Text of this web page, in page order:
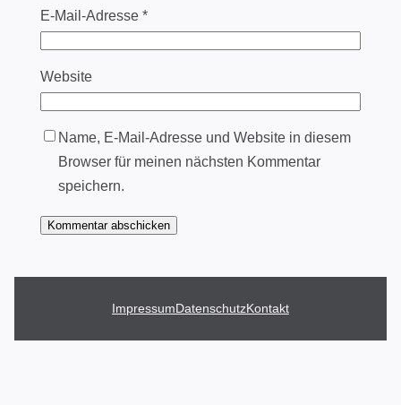
E-Mail-Adresse *
Website
Name, E-Mail-Adresse und Website in diesem
Browser für meinen nächsten Kommentar
speichern.
ImpressumDatenschutzKontakt